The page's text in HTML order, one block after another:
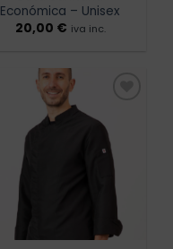
Económica – Unisex
20,00 € iva inc.
lista de
deseos